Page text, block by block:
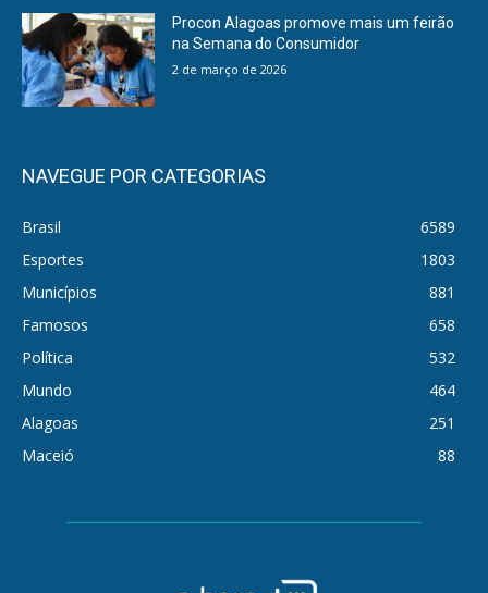
Procon Alagoas promove mais um feirão
na Semana do Consumidor
2 de março de 2026
NAVEGUE POR CATEGORIAS
Brasil
6589
Esportes
1803
Municípios
881
Famosos
658
Política
532
Mundo
464
Alagoas
251
Maceió
88